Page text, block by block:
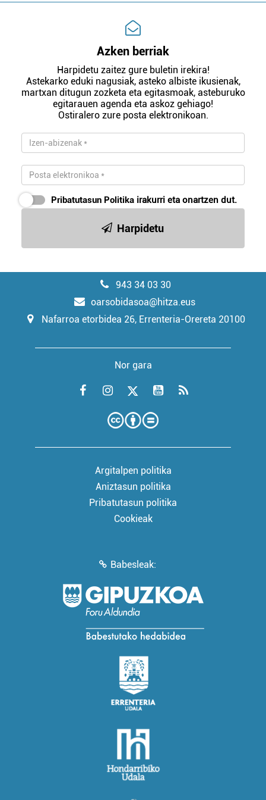
Azken berriak
Harpidetu zaitez gure buletin irekira!
Astekarko eduki nagusiak, asteko albiste ikusienak,
martxan ditugun zozketa eta egitasmoak, asteburuko
egitarauen agenda eta askoz gehiago!
Ostiralero zure posta elektronikoan.
Pribatutasun Politika irakurri eta onartzen dut.
Harpidetu
943 34 03 30
oarsobidasoa@hitza.eus
Nafarroa etorbidea 26, Errenteria-Orereta 20100
Nor gara
Argitalpen politika
Aniztasun politika
Pribatutasun politika
Cookieak
Babesleak: